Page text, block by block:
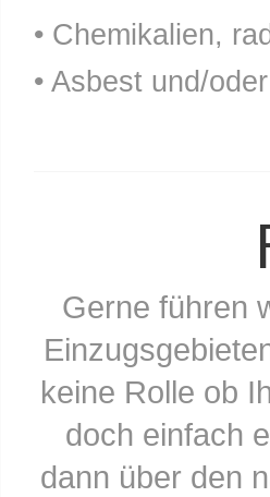
• Chemikalien,
• Asbest und/
Gerne führen
keine Rolle ob
doch einfach
dann über den